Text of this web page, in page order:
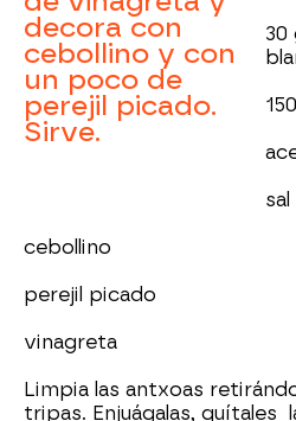
decora con
cebollino y con
un poco de
perejil picado.
Sirve.
30
sal
cebollino
perejil picado
vinagreta
Limpia las antxoas
tripas. Enjuágalas, quítales